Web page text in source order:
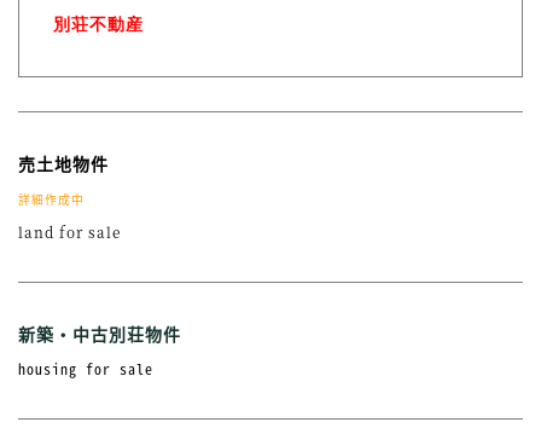
別荘不動産
売土地物件
詳細作成中
land for sale
新築・中古別荘物件
housing for sale